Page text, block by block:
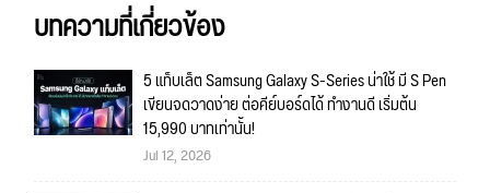
บทความที่เกี่ยวข้อง
5 แท็บเล็ต Samsung Galaxy S-Series น่าใช้ มี S Pen
เขียนจดวาดง่าย ต่อคีย์บอร์ดได้ ทำงานดี เริ่มต้น
15,990 บาทเท่านั้น!
Jul 12, 2026